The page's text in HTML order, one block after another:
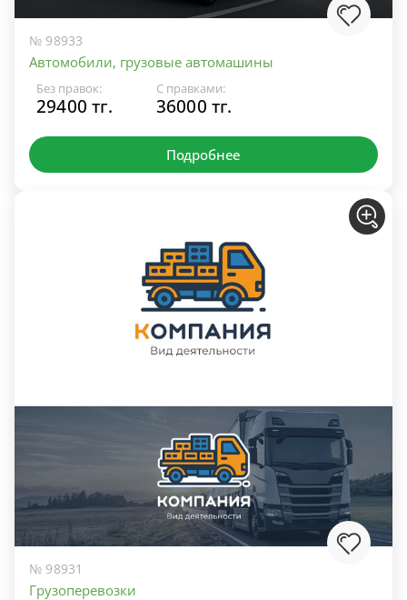
№ 98933
Автомобили, грузовые автомашины
Без правок:
29400 тг.
С правками:
36000 тг.
Подробнее
№ 98931
Грузоперевозки